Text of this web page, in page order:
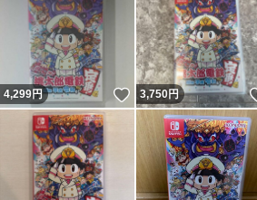
4,299円 いいね！
3,750円